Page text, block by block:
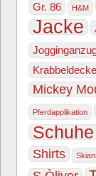
Gr. 86
H&M
Jacke
Krabbeldecke
Mickey
Pferdapplikation
Schuhe
Shirts